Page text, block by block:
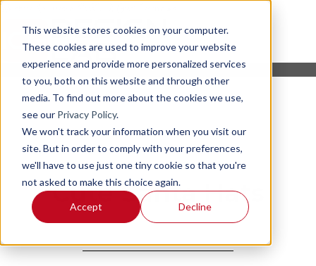
This website stores cookies on your computer.
These cookies are used to improve your website
experience and provide more personalized services
to you, both on this website and through other
media. To find out more about the cookies we use,
see our Privacy Policy.
We won't track your information when you visit our
site. But in order to comply with your preferences,
we'll have to use just one tiny cookie so that you're
not asked to make this choice again.
Accept Decline
Cute Santa Hats